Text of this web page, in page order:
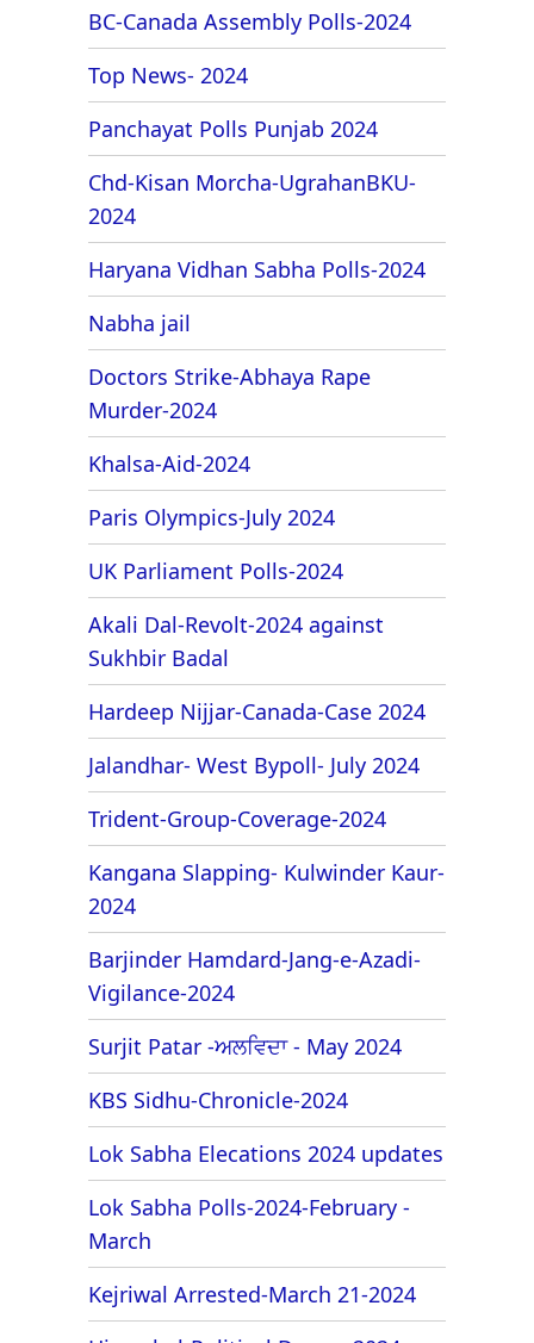
BC-Canada Assembly Polls-2024
Top News- 2024
Panchayat Polls Punjab 2024
Chd-Kisan Morcha-UgrahanBKU-
2024
Haryana Vidhan Sabha Polls-2024
Nabha jail
Doctors Strike-Abhaya Rape
Murder-2024
Khalsa-Aid-2024
Paris Olympics-July 2024
UK Parliament Polls-2024
Akali Dal-Revolt-2024 against
Sukhbir Badal
Hardeep Nijjar-Canada-Case 2024
Jalandhar- West Bypoll- July 2024
Trident-Group-Coverage-2024
Kangana Slapping- Kulwinder Kaur-
2024
Barjinder Hamdard-Jang-e-Azadi-
Vigilance-2024
Surjit Patar -ਅਲਵਿਦਾ - May 2024
KBS Sidhu-Chronicle-2024
Lok Sabha Elecations 2024 updates
Lok Sabha Polls-2024-February -
March
Kejriwal Arrested-March 21-2024